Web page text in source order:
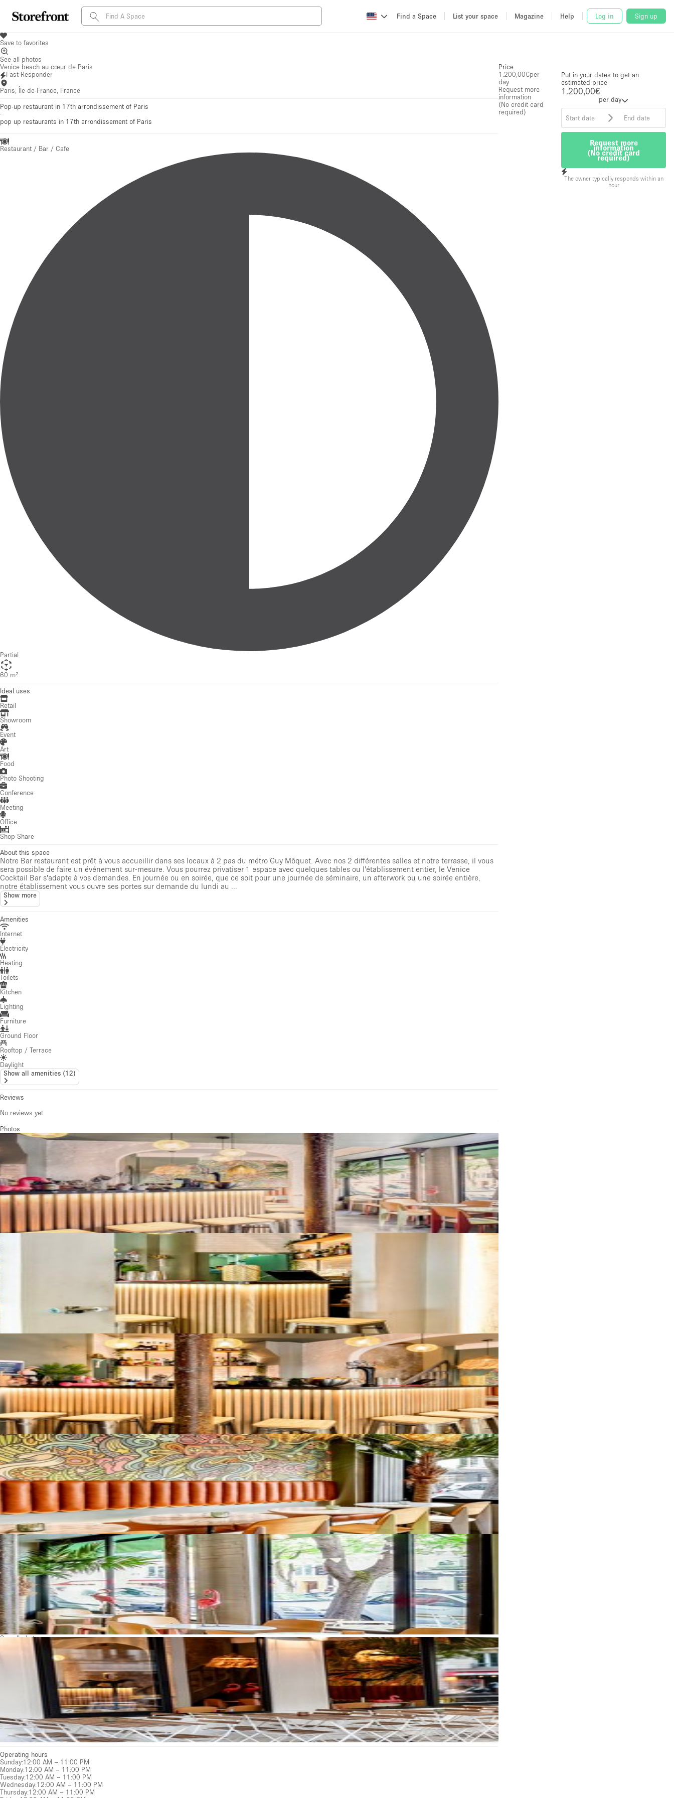
Find a Space List your space Magazine Help Log in Sign up
Save to favorites
See all photos
Put in your dates to get an
estimated price
1.200,00€
per day
Request more
information
(No credit card
required)
The owner typically responds within an
hour
Price
1.200,00€per
day
Request more
information
(No credit card
required)
Venice beach au cœur de Paris
Fast Responder
Paris, Île-de-France, France
Pop-up restaurant in 17th arrondissement of Paris
·
pop up restaurants in 17th arrondissement of Paris
Restaurant / Bar / Cafe
Partial
60 m²
Ideal uses
Retail
Showroom
Event
Art
Food
Photo Shooting
Conference
Meeting
Office
Shop Share
About this space
Notre Bar restaurant est prêt à vous accueillir dans ses locaux à 2 pas du métro Guy Môquet. Avec nos 2 différentes salles et notre terrasse, il vous
sera possible de faire un événement sur-mesure. Vous pourrez privatiser 1 espace avec quelques tables ou l'établissement entier, le Venice
Cocktail Bar s'adapte à vos demandes. En journée ou en soirée, que ce soit pour une journée de séminaire, un afterwork ou une soirée entière,
notre établissement vous ouvre ses portes sur demande du lundi au ...
Show more
Amenities
Internet
Electricity
Heating
Toilets
Kitchen
Lighting
Furniture
Ground Floor
Rooftop / Terrace
Daylight
Show all amenities (12)
Reviews
No reviews yet
Photos
See all photos
Operating hours
Sunday:12:00 AM – 11:00 PM
Monday:12:00 AM – 11:00 PM
Tuesday:12:00 AM – 11:00 PM
Wednesday:12:00 AM – 11:00 PM
Thursday:12:00 AM – 11:00 PM